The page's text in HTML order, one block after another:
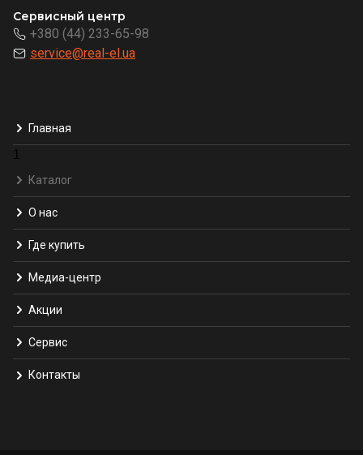
Сервисный центр
+380 (44) 233-65-98
service@real-el.ua
Главная
1
Каталог
О нас
Где купить
Медиа-центр
Акции
Сервис
Контакты